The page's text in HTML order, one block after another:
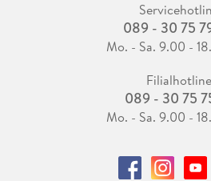
089 - 30 75
Mo. - Sa. 9.00 -
Filialhotline
089 - 30 75
Mo. - Sa. 9.00 -